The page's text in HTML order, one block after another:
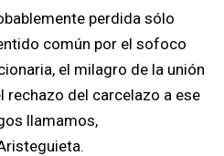
perdida sólo
común por el sofoco
el milagro de la unión
rechazo del carcelazo a ese
llamamos,